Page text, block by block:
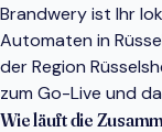
Brandwery ist Ihr
Automaten in
der Region
zum Go-Live und
Wie läuft die